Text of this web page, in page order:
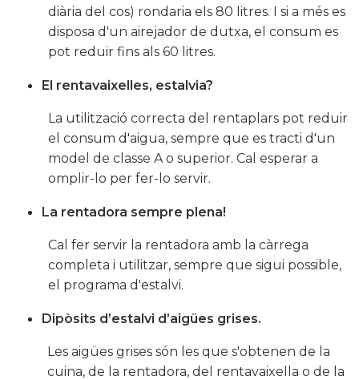
diària del cos) rondaria els 80 litres. I si a més es
disposa d'un airejador de dutxa, el consum es
pot reduir fins als 60 litres.
El rentavaixelles, estalvia?
La utilització correcta del rentaplars pot reduir
el consum d'aigua, sempre que es tracti d'un
model de classe A o superior. Cal esperar a
omplir-lo per fer-lo servir.
La rentadora sempre plena!
Cal fer servir la rentadora amb la càrrega
completa i utilitzar, sempre que sigui possible,
el programa d'estalvi.
Dipòsits d’estalvi d’aigües grises.
Les aigües grises són les que s'obtenen de la
cuina, de la rentadora, del rentavaixella o de la